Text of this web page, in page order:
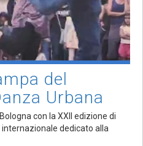
del
Urbana
con la XXII edizione di
internazionale dedicato alla